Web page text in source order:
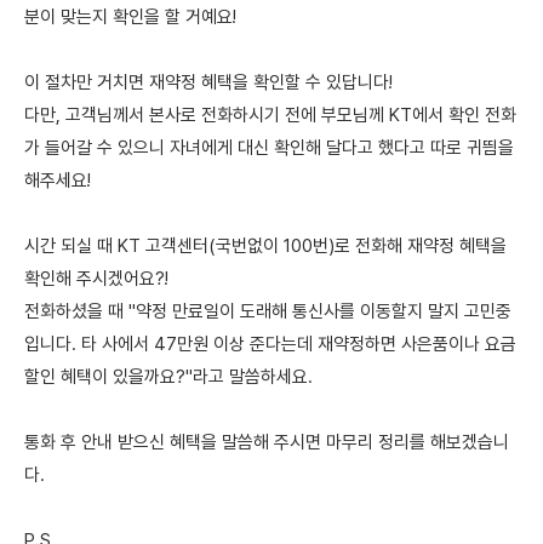
분이 맞는지 확인을 할 거예요!
이 절차만 거치면 재약정 혜택을 확인할 수 있답니다!
다만, 고객님께서 본사로 전화하시기 전에 부모님께 KT에서 확인 전화
가 들어갈 수 있으니 자녀에게 대신 확인해 달다고 했다고 따로 귀띔을
해주세요!
시간 되실 때 KT 고객센터(국번없이 100번)로 전화해 재약정 혜택을
확인해 주시겠어요?!
전화하셨을 때 "약정 만료일이 도래해 통신사를 이동할지 말지 고민중
입니다. 타 사에서 47만원 이상 준다는데 재약정하면 사은품이나 요금
할인 혜택이 있을까요?"라고 말씀하세요.
통화 후 안내 받으신 혜택을 말씀해 주시면 마무리 정리를 해보겠습니
다.